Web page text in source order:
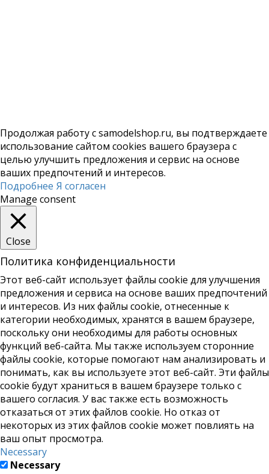
Продолжая работу с samodelshop.ru, вы подтверждаете
использование сайтом cookies вашего браузера с
целью улучшить предложения и сервис на основе
ваших предпочтений и интересов.
Подробнее Я согласен
Manage consent
Close
Политика конфиденциальности
Этот веб-сайт использует файлы cookie для улучшения
предложения и сервиса на основе ваших предпочтений
и интересов. Из них файлы cookie, отнесенные к
категории необходимых, хранятся в вашем браузере,
поскольку они необходимы для работы основных
функций веб-сайта. Мы также используем сторонние
файлы cookie, которые помогают нам анализировать и
понимать, как вы используете этот веб-сайт. Эти файлы
cookie будут храниться в вашем браузере только с
вашего согласия. У вас также есть возможность
отказаться от этих файлов cookie. Но отказ от
некоторых из этих файлов cookie может повлиять на
ваш опыт просмотра.
Necessary
Necessary